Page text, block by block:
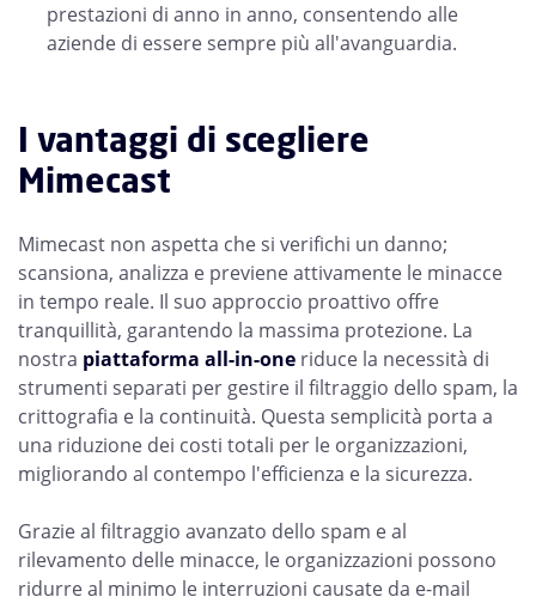
prestazioni di anno in anno, consentendo alle
aziende di essere sempre più all'avanguardia.
I vantaggi di scegliere
Mimecast
Mimecast non aspetta che si verifichi un danno;
scansiona, analizza e previene attivamente le minacce
in tempo reale. Il suo approccio proattivo offre
tranquillità, garantendo la massima protezione. La
nostra piattaforma all-in-one riduce la necessità di
strumenti separati per gestire il filtraggio dello spam, la
crittografia e la continuità. Questa semplicità porta a
una riduzione dei costi totali per le organizzazioni,
migliorando al contempo l'efficienza e la sicurezza.
Grazie al filtraggio avanzato dello spam e al
rilevamento delle minacce, le organizzazioni possono
ridurre al minimo le interruzioni causate da e-mail